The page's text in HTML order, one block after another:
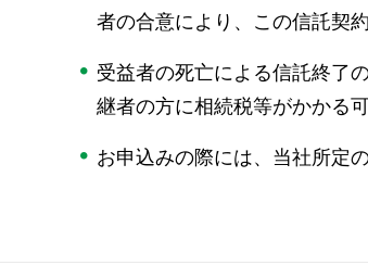
者の合意により、この信託契
受益者の死亡による信託終了
継者の方に相続税等がかかる
お申込みの際には、当社所定